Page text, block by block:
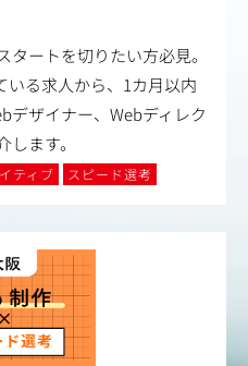
ートを切りたい方必見。
いる求人から、1カ月以内
デザイナー、Webディレク
ます。
ティブ スピード選考